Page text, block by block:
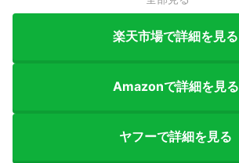
楽天市場で詳細を見る
Amazonで詳細を見る
ヤフーで詳細を見る